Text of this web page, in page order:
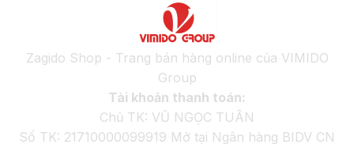
Zagido Shop - Trang bán hàng online của VIMIDO
Group
Tài khoản thanh toán:
Chủ TK: VŨ NGỌC TUÂN
Số TK: 21710000099919 Mở tại Ngân hàng BIDV CN